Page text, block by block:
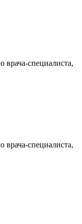
врача-специалиста,
врача-специалиста,